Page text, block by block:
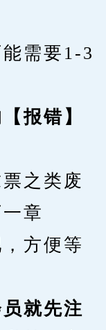
需要1-3
报错】
之类废
章
方便等
就先注